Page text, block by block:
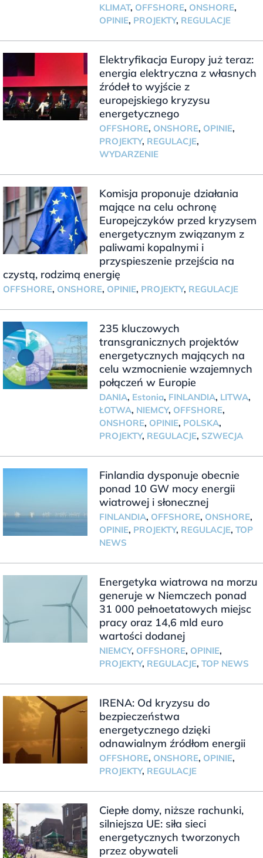
KLIMAT, OFFSHORE, ONSHORE,
OPINIE, PROJEKTY, REGULACJE
Elektryfikacja Europy już teraz:
energia elektryczna z własnych
źródeł to wyjście z
europejskiego kryzysu
energetycznego
OFFSHORE, ONSHORE, OPINIE,
PROJEKTY, REGULACJE,
WYDARZENIE
Komisja proponuje działania
mające na celu ochronę
Europejczyków przed kryzysem
energetycznym związanym z
paliwami kopalnymi i
przyspieszenie przejścia na
czystą, rodzimą energię
OFFSHORE, ONSHORE, OPINIE, PROJEKTY, REGULACJE
235 kluczowych
transgranicznych projektów
energetycznych mających na
celu wzmocnienie wzajemnych
połączeń w Europie
DANIA, Estonia, FINLANDIA, LITWA,
ŁOTWA, NIEMCY, OFFSHORE,
ONSHORE, OPINIE, POLSKA,
PROJEKTY, REGULACJE, SZWECJA
Finlandia dysponuje obecnie
ponad 10 GW mocy energii
wiatrowej i słonecznej
FINLANDIA, OFFSHORE, ONSHORE,
OPINIE, PROJEKTY, REGULACJE, TOP
NEWS
Energetyka wiatrowa na morzu
generuje w Niemczech ponad
31 000 pełnoetatowych miejsc
pracy oraz 14,6 mld euro
wartości dodanej
NIEMCY, OFFSHORE, OPINIE,
PROJEKTY, REGULACJE, TOP NEWS
IRENA: Od kryzysu do
bezpieczeństwa
energetycznego dzięki
odnawialnym źródłom energii
OFFSHORE, ONSHORE, OPINIE,
PROJEKTY, REGULACJE
Ciepłe domy, niższe rachunki,
silniejsza UE: siła sieci
energetycznych tworzonych
przez obywateli